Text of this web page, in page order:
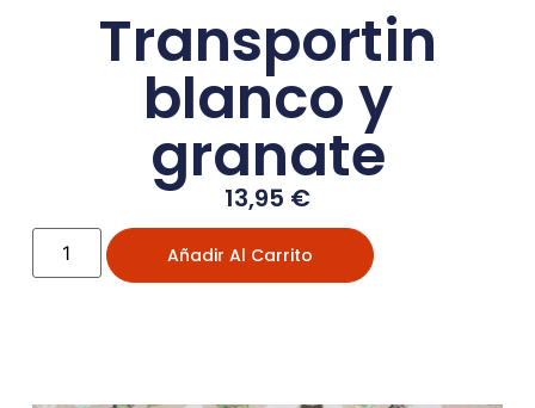
Transportin
blanco y
granate
13,95 €
Añadir Al Carrito